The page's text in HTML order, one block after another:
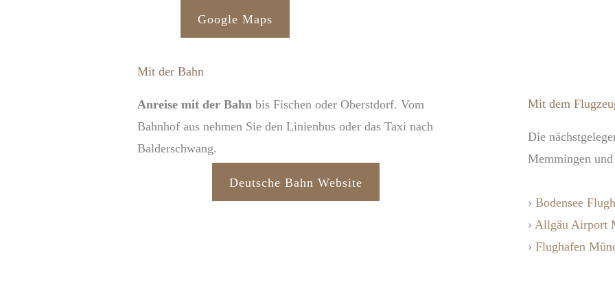
Google Maps
Mit der Bahn
Anreise mit der Bahn bis Fischen oder Oberstdorf. Vom
Bahnhof aus nehmen Sie den Linienbus oder das Taxi nach
Balderschwang.
Deutsche Bahn Website
Mit dem
Die
Memmingen
›Bodensee
› Allgäu Airport
›Flughafen